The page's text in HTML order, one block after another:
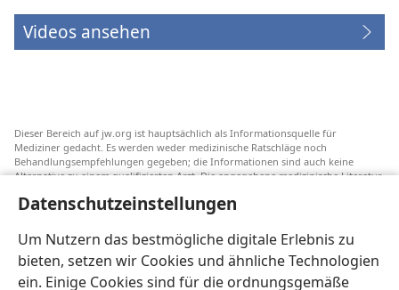
Datenschutzeinstellungen
Um Nutzern das bestmögliche digitale Erlebnis zu
bieten, setzen wir Cookies und ähnliche Technologien
ein. Einige Cookies sind für die ordnungsgemäße
Videos ansehen
Dieser Bereich auf jw.org ist hauptsächlich als Informationsquelle für
Mediziner gedacht. Es werden weder medizinische Ratschläge noch
Behandlungsempfehlungen gegeben; die Informationen sind auch keine
Alternative zu einem qualifizierten Arzt. Die angegebene medizinische Literatur
Transfusionsalternativen hin, die in Erwägung gezogen werden können. Jeder
Mediziner steht selbst in der Pflicht, seinen Informationsstand aktuell zu
halten, verschiedene Behandlungsmethoden abzuwägen und Patienten dabei
zu helfen, eine Behandlung entsprechend ihrer Gesundheit und gemäß ihren
Wünschen, Vorstellungen und Überzeugungen zu wählen. Nicht alle
aufgeführten Strategien sind für alle Patienten angemessen und akzeptabel.